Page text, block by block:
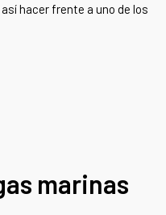
hacer frente a uno de los
marinas